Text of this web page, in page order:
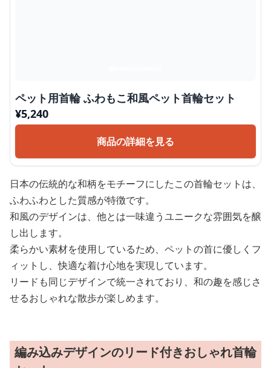
ペット用首輪 ふわもこ和風ペット首輪セット
¥5,240
商品の詳細を見る
日本の伝統的な和柄をモチーフにしたこの首輪セットは、
ふわふわとした質感が特徴です。
和風のデザインは、他とは一味違うユニークな雰囲気を醸
し出します。
柔らかい素材を使用しているため、ペットの首に優しくフ
ィットし、快適な着け心地を実現しています。
リードも同じデザインで統一されており、和の趣を感じさ
せるおしゃれな散歩が楽しめます。
編み込みデザインのリード付きおしゃれ首輪